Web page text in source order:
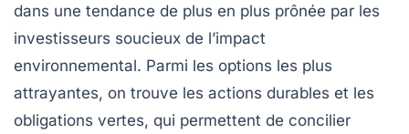
dans une tendance de plus en plus prônée par les
investisseurs soucieux de l’impact
environnemental. Parmi les options les plus
attrayantes, on trouve les actions durables et les
obligations vertes, qui permettent de concilier